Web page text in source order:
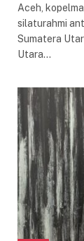
Aceh,
silaturahmi
Sumatera
Utara…